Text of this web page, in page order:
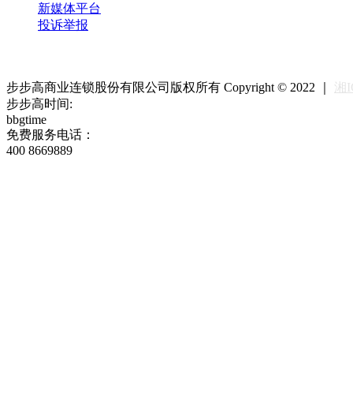
新媒体平台
投诉举报
步步高商业连锁股份有限公司版权所有 Copyright © 2022 ｜
湘
步步高时间:
bbgtime
免费服务电话：
400 8669889